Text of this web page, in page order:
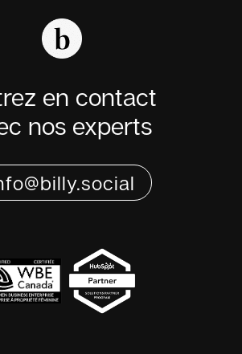
en contact
nos experts